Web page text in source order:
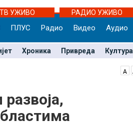
ТВ УЖИВО
РАДИО УЖИВО
ПЛУС Радио Видео Аудио
Хроника Привреда Култура